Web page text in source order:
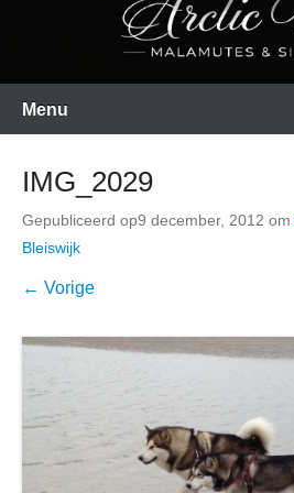
Menu
IMG_2029
Gepubliceerd op9 december, 2012 om
Bleiswijk
← Vorige